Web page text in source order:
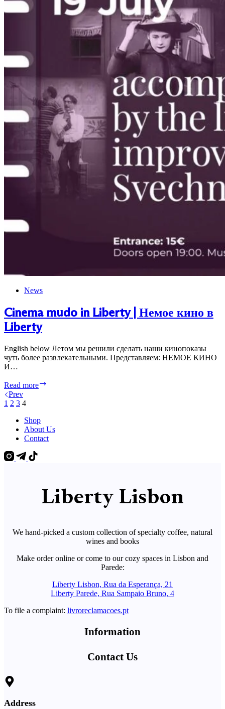
News
Cinema mudo in Liberty | Немое кино в
Liberty
English below Летом мы решили сделать наши кинопоказы
чуть более развлекательными. Представляем: НЕМОЕ КИНО
И…
Read more
Немое
кино
Prev
1 2 3 4
Shop
About Us
Contact
Liberty Lisbon
We hand-picked a custom collection of specialty coffee, natural
wines and books
Make order online or come to our cozy spaces in Lisbon and
Parede:
Liberty Lisbon, Rua da Esperança, 21
Liberty Parede, Rua Sampaio Bruno, 4
To file a complaint: livroreclamacoes.pt
Information
Contact Us
Address